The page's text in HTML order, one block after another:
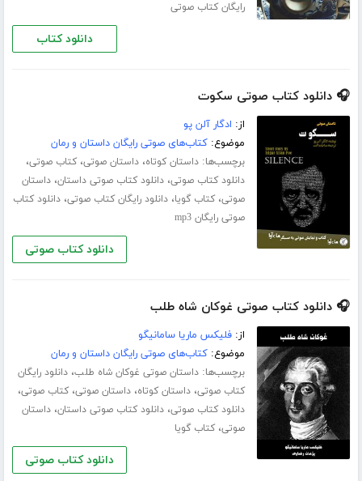
رایگان کتاب صوتی
دانلود کتاب
🎧 دانلود کتاب صوتی سکوت
از: ادگار آلن پو
موضوع:کتاب‌های صوتی رایگان داستان و رمان
برچسب‌ها:داستان کوتاه،داستان صوتی،کتاب صوتی،
دانلود کتاب صوتی،دانلود کتاب صوتی داستان،داستان
صوتی،کتاب گویا،دانلود رایگان کتاب صوتی،دانلود کتاب
صوتی رایگان mp3
دانلود کتاب صوتی
🎧 دانلود کتاب صوتی غوکان شاه طلب
از:فلیکس ماریا سامانیگو
موضوع:کتاب‌های صوتی رایگان داستان و رمان
برچسب‌ها:داستان صوتی غوکان شاه طلب،دانلود رایگان
کتاب صوتی،داستان کوتاه،داستان صوتی،کتاب صوتی،
دانلود کتاب صوتی،دانلود کتاب صوتی داستان،داستان
صوتی،کتاب گویا
دانلود کتاب صوتی